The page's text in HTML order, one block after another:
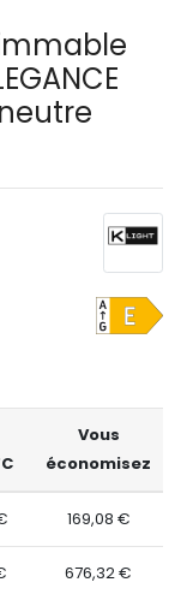
Vous
économisez
169,08 €
676,32 €